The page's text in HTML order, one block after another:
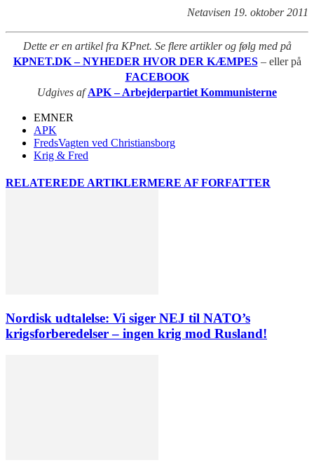
Netavisen 19. oktober 2011
Dette er en artikel fra KPnet. Se flere artikler og følg med på
KPNET.DK – NYHEDER HVOR DER KÆMPES – eller på
FACEBOOK
Udgives afAPK – Arbejderpartiet Kommunisterne
EMNER
APK
FredsVagten ved Christiansborg
Krig & Fred
RELATEREDE ARTIKLERMERE AF FORFATTER
Nordisk udtalelse: Vi siger NEJ til NATO’s
krigsforberedelser – ingen krig mod Rusland!